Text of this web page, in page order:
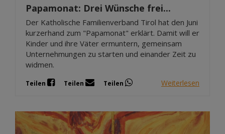
Papamonat: Drei Wünsche frei...
Der Katholische Familienverband Tirol hat den Juni
kurzerhand zum "Papamonat" erklärt. Damit will er
Kinder und ihre Väter ermuntern, gemeinsam
Unternehmungen zu starten und einander Zeit zu
widmen.
Teilen Teilen Teilen Weiterlesen